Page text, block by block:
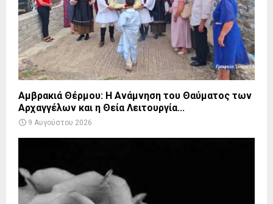
Αμβρακιά Θέρμου: Η Ανάμνηση του Θαύματος των
Αρχαγγέλων και η Θεία Λειτουργία...
9 Αυγούστου 2026